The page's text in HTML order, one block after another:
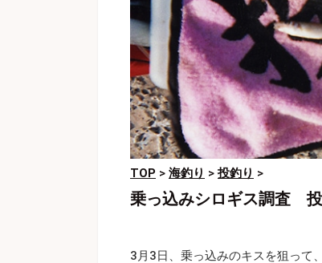
TOP > 海釣り > 投釣り >
乗っ込みシロギス調査 投
3月3日、乗っ込みのキスを狙って